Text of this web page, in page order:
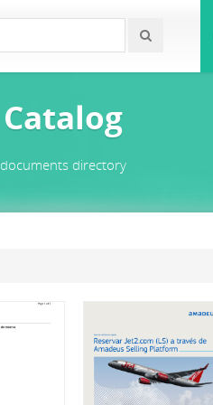
Catalog
documents directory